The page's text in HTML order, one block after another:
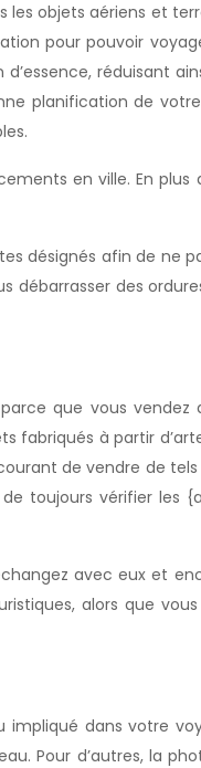
objets aériens et
pour pouvoir
réduisant
planification de
en ville. En plus
désignés afin de ne
des
que vous
fabriqués à partir
de vendre de
toujours vérifier les
avec eux et
alors que
dans votre
Pour d’autres, la